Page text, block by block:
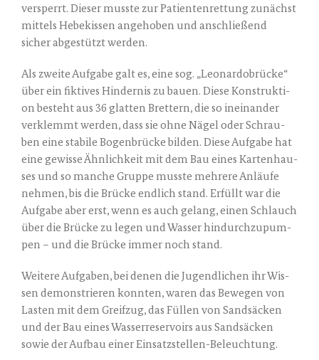
ver­sperrt. Die­ser muss­te zur Pati­en­ten­ret­tung zunächst
mit­tels Hebe­kis­sen ange­ho­ben und anschlie­ßend
sicher abge­stützt werden.
Als zwei­te Auf­ga­be galt es, eine sog. „Leo­nardo­brü­cke“
über ein fik­ti­ves Hin­der­nis zu bau­en. Die­se Kon­struk­ti­
on besteht aus 36 glat­ten Bret­tern, die so inein­an­der
ver­klemmt wer­den, dass sie ohne Nägel oder Schrau­
ben eine sta­bi­le Bogen­brü­cke bil­den. Die­se Auf­ga­be hat
eine gewis­se Ähn­lich­keit mit dem Bau eines Kar­ten­hau­
ses und so man­che Grup­pe muss­te meh­re­re Anläu­fe
neh­men, bis die Brü­cke end­lich stand. Erfüllt war die
Auf­ga­be aber erst, wenn es auch gelang, einen Schlauch
über die Brü­cke zu legen und Was­ser hin­durch­zu­pum­
pen – und die Brü­cke immer noch stand.
Wei­te­re Auf­ga­ben, bei denen die Jugend­li­chen ihr Wis­
sen demons­trie­ren konn­ten, waren das Bewe­gen von
Las­ten mit dem Greif­zug, das Fül­len von Sand­sä­cken
und der Bau eines Was­ser­re­ser­voirs aus Sand­sä­cken
sowie der Auf­bau einer Einsatzstellen-Beleuchtung.